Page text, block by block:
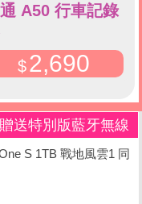
A50 行車記錄
2,690
送特別版藍牙無線
控制器
S 1TB 戰地風雲1 同